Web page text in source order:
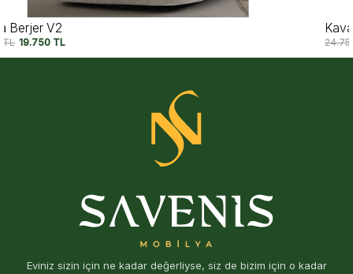
Kavala Berjer
24.750TL 19.750
Eviniz sizin için ne kadar değerliyse, siz de bizim için o kadar